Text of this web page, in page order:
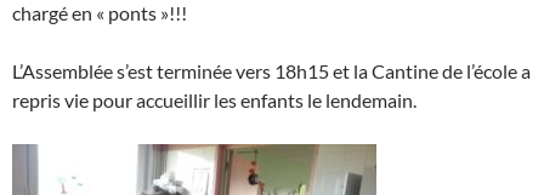
chargé en « ponts »!!!
L’Assemblée s’est terminée vers 18h15 et la Cantine de l’école a
repris vie pour accueillir les enfants le lendemain.